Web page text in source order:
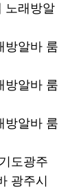
노래방알
방알바 룸
방알바 룸
방알바 룸
도광주
광주시